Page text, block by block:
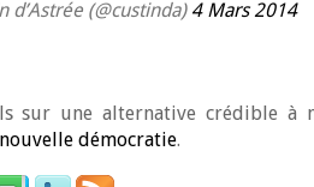
d’Astrée (@custinda) 4 Mars 2014
sur une alternative crédible à
démocratie.